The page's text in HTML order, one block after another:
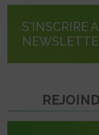
S'INSCRIRE